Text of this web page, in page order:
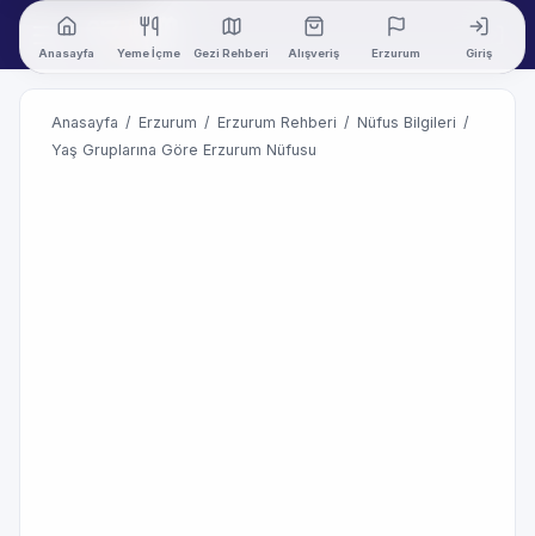
Anasayfa Yeme İçme Gezi Rehberi Alışveriş Erzurum Giriş
Anasayfa / Erzurum / Erzurum Rehberi / Nüfus Bilgileri /
Yaş Gruplarına Göre Erzurum Nüfusu